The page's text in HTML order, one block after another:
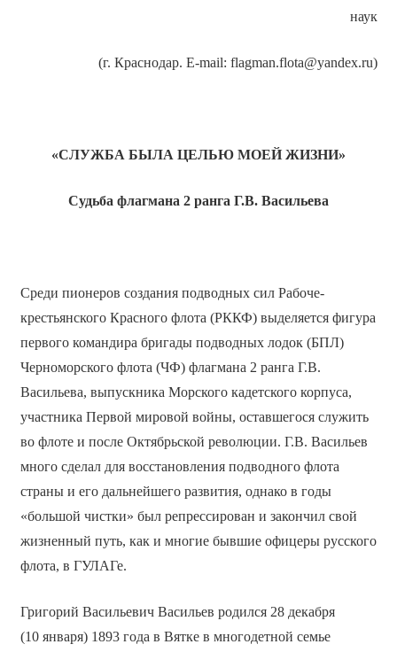
наук
(г. Краснодар. E-mail: flagman.flota@yandex.ru)
«СЛУЖБА БЫЛА ЦЕЛЬЮ МОЕЙ ЖИЗНИ»
Судьба флагмана 2 ранга Г.В. Васильева
Среди пионеров создания подводных сил Рабоче-
крестьянского Красного флота (РККФ) выделяется фигура
первого командира бригады подводных лодок (БПЛ)
Черноморского флота (ЧФ) флагмана 2 ранга Г.В.
Васильева, выпускника Морского кадетского корпуса,
участника Первой мировой войны, оставшегося служить
во флоте и после Октябрьской революции. Г.В. Васильев
много сделал для восстановления подводного флота
страны и его дальнейшего развития, однако в годы
«большой чистки» был репрессирован и закончил свой
жизненный путь, как и многие бывшие офицеры русского
флота, в ГУЛАГе.
Григорий Васильевич Васильев родился 28 декабря
(10 января) 1893 года в Вятке в многодетной семье